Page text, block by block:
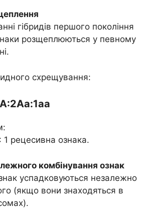
гібридів першого покоління
розщеплюються у певному
схрещування:
1 рецесивна ознака.
комбінування ознак
успадковуються незалежно
(якщо вони знаходяться в